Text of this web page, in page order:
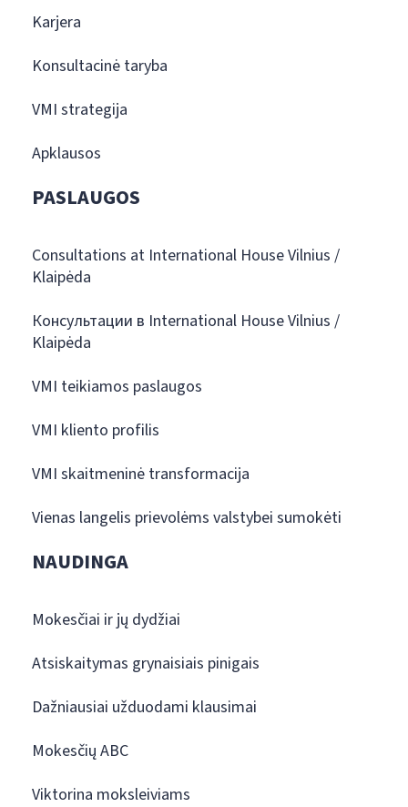
Karjera
Konsultacinė taryba
VMI strategija
Apklausos
PASLAUGOS
Consultations at International House Vilnius /
Klaipėda
Консультации в International House Vilnius /
Klaipėda
VMI teikiamos paslaugos
VMI kliento profilis
VMI skaitmeninė transformacija
Vienas langelis prievolėms valstybei sumokėti
NAUDINGA
Mokesčiai ir jų dydžiai
Atsiskaitymas grynaisiais pinigais
Dažniausiai užduodami klausimai
Mokesčių ABC
Viktorina moksleiviams